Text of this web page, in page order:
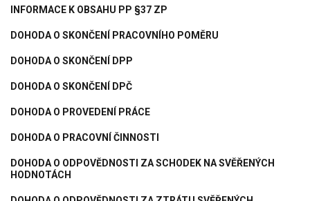
INFORMACE K OBSAHU PP §37 ZP
DOHODA O SKONČENÍ PRACOVNÍHO POMĚRU
DOHODA O SKONČENÍ DPP
DOHODA O SKONČENÍ DPČ
DOHODA O PROVEDENÍ PRÁCE
DOHODA O PRACOVNÍ ČINNOSTI
DOHODA O ODPOVĚDNOSTI ZA SCHODEK NA SVĚŘENÝCH
HODNOTÁCH